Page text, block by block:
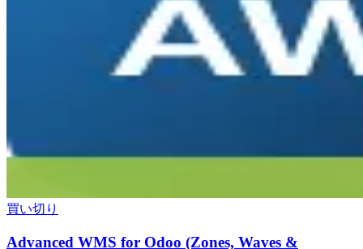
買い切り
Advanced WMS for Odoo (Zones, Waves &